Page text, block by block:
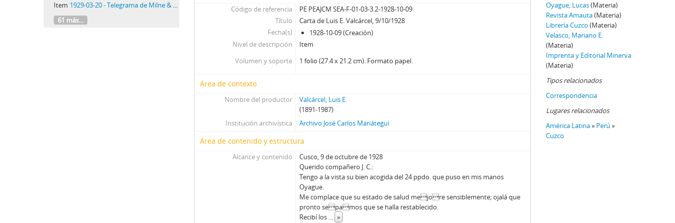
Item 1929-03-20 - Telegrama de Milne & Co., 20/3/1929
61 más...
Código de referencia
PE PEAJCM SEA-F-01-03-3.2-1928-10-09
Título
Carta de Luis E. Valcárcel, 9/10/1928
Fecha(s)
1928-10-09 (Creación)
Nivel de descripción
Item
Volumen y soporte
1 folio (27.4 x 21.2 cm). Formato papel.
Área de contexto
Nombre del productor
Valcárcel, Luis E.
(1891-1987)
Institución archivística
Archivo José Carlos Mariátegui
Área de contenido y estructura
Alcance y contenido
Cusco, 9 de octubre de 1928
Querido compañero J. C.:
Tengo a la vista su bien acogida del 24 ppdo. que puso en mis manos
Oyague.
Me complace que su estado de salud mejore sensiblemente; ojalá que
pronto sepamos que se halla restablecido.
Recibí los ... »
Oyague, Lucas(Materia)
Revista Amauta(Materia)
Librería Cuzco (Materia)
Velasco, Mariano E.
(Materia)
Imprenta y Editorial Minerva
(Materia)
Tipos relacionados
Correspondencia
Lugares relacionados
América Latina» Perú »
Cuzco